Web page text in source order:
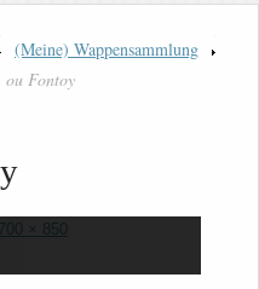
(Meine) Wappensammlung
ou Fontoy
700 × 850